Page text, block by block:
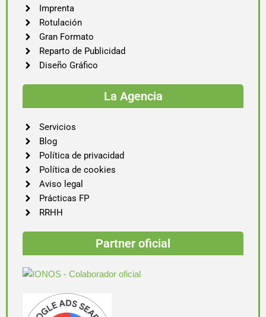
Imprenta
Rotulación
Gran Formato
Reparto de Publicidad
Diseño Gráfico
La Agencia
Servicios
Blog
Política de privacidad
Política de cookies
Aviso legal
Prácticas FP
RRHH
Partner oficial